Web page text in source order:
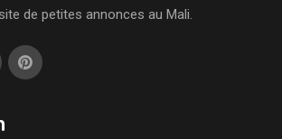
de petites annonces au Mali.